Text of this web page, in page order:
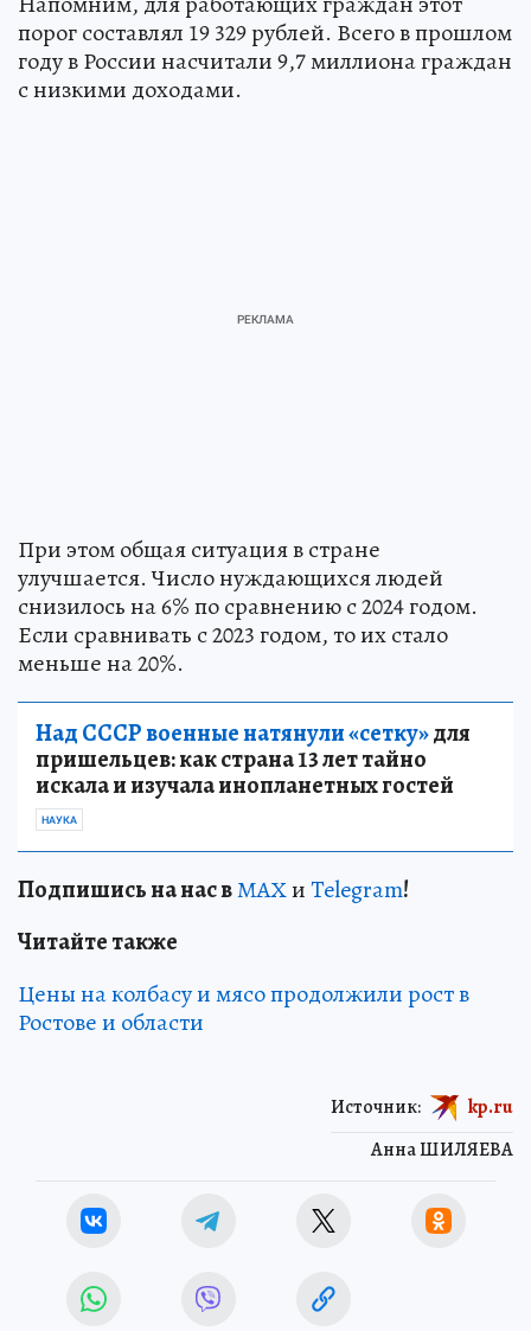
порог составлял 19 329 рублей. Всего в прошлом
году в России насчитали 9,7 миллиона граждан
с низкими доходами.
При этом общая ситуация в стране
улучшается. Число нуждающихся людей
снизилось на 6% по сравнению с 2024 годом.
Если сравнивать с 2023 годом, то их стало
меньше на 20%.
Над СССР военные натянули «сетку»для
пришельцев: как страна 13 лет тайно
искала и изучала инопланетных гостей
НАУКА
Подпишись на нас вМАХиTelegram!
Читайте также
Цены на колбасу и мясо продолжили рост в
Ростове и области
Анна ШИЛЯЕВА
Источник: kp.ru